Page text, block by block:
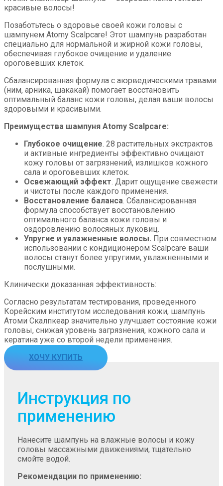
красивые волосы!
Позаботьтесь о здоровье своей кожи головы с
шампунем Atomy Scalpcare! Этот шампунь разработан
специально для нормальной и жирной кожи головы,
обеспечивая глубокое очищение и удаление
ороговевших клеток.
Сбалансированная формула с аюрведическими травами
(ним, арника, шакакай) помогает восстановить
оптимальный баланс кожи головы, делая ваши волосы
здоровыми и красивыми.
Преимущества шампуня Atomy Scalpcare:
Глубокое очищение. 28 растительных экстрактов
и активные ингредиенты эффективно очищают
кожу головы от загрязнений, излишков кожного
сала и ороговевших клеток.
Освежающий эффект. Дарит ощущение свежести
и чистоты после каждого применения.
Восстановление баланса. Сбалансированная
формула способствует восстановлению
оптимального баланса кожи головы и
оздоровлению волосяных луковиц.
Упругие и увлажненные волосы. При совместном
использовании с кондиционером Scalpcare ваши
волосы станут более упругими, увлажненными и
послушными.
Клинически доказанная эффективность:
Согласно результатам тестирования, проведенного
Корейским институтом исследования кожи, шампунь
Атоми Скалпкеар значительно улучшает состояние кожи
головы, снижая уровень загрязнения, кожного сала и
кератина уже со второй недели применения.
ХОЧУ КУПИТЬ
Инструкция по
применению
Нанесите шампунь на влажные волосы и кожу
головы массажными движениями, тщательно
смойте водой.
Рекомендации по применению: